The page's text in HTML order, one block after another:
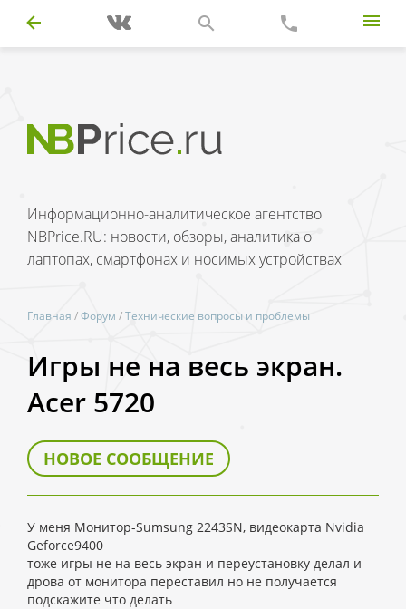
Информационно-аналитическое агентство
NBPrice.RU: новости, обзоры, аналитика о
лаптопах, смартфонах и носимых устройствах
Главная /Форум /Технические вопросы и проблемы
Игры не на весь экран.
Acer 5720
НОВОЕ СООБЩЕНИЕ
У меня Монитор-Sumsung 2243SN, видеокарта Nvidia
Geforce9400
тоже игры не на весь экран и переустановку делал и
дрова от монитора переставил но не получается
подскажите что делать